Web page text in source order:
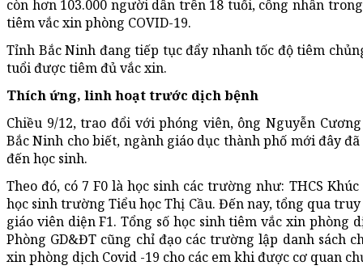
còn hơn 103.000 người dân trên 18 tuổi, công nhân
tiêm vắc xin phòng COVID-19.
Tỉnh Bắc Ninh đang tiếp tục đẩy nhanh tốc độ tiêm
tuổi được tiêm đủ vắc xin.
Thích ứng, linh hoạt trước dịch bệnh
Chiều 9/12, trao đổi với phóng viên, ông Nguyễn
Bắc Ninh cho biết, ngành giáo dục thành phố mới đây
đến học sinh.
Theo đó, có 7 F0 là học sinh các trường như: THCS
học sinh trường Tiểu học Thị Cầu. Đến nay, tổng qua
giáo viên diện F1. Tổng số học sinh tiêm vắc xin phòng
Phòng GD&ĐT cũng chỉ đạo các trường lập danh sách
xin phòng dịch Covid -19 cho các em khi được cơ quan